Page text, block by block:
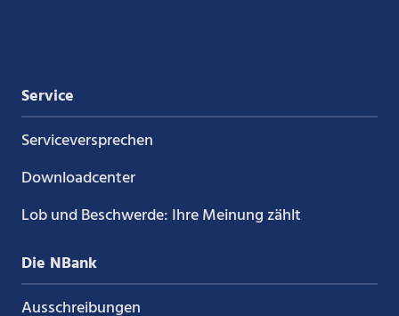
Service
Service­versprechen
Downloadcenter
Lob und Beschwerde: Ihre Meinung zählt
Die NBank
Ausschreibungen